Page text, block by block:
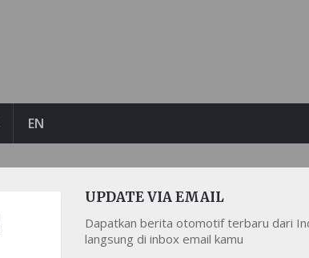
EN
UPDATE VIA EMAIL
Dapatkan berita otomotif terbaru dari
langsung di inbox email kamu